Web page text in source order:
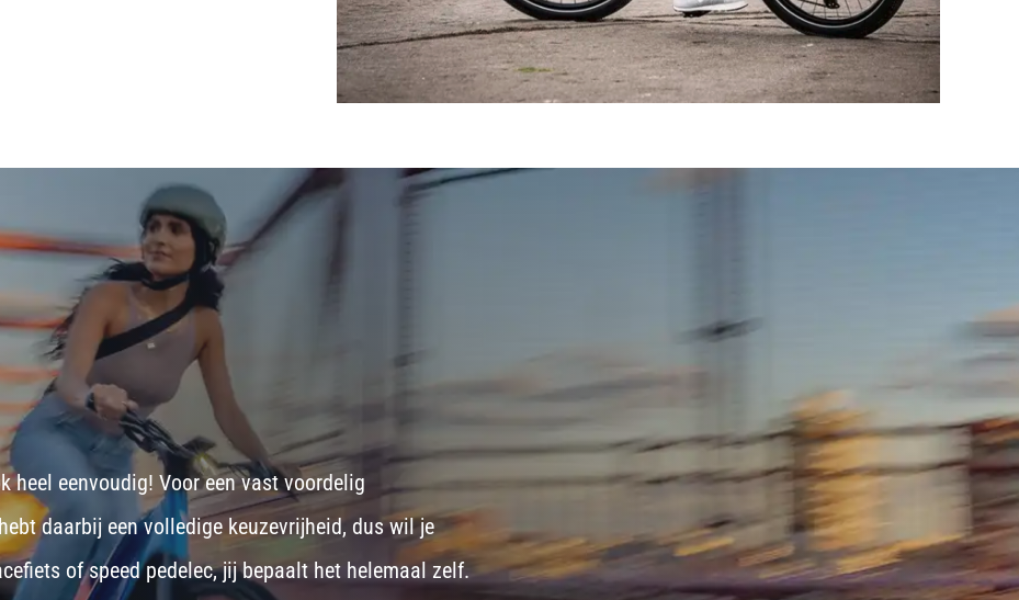
heel eenvoudig! Voor een vast voordelig
daarbij een volledige keuzevrijheid, dus wil je
ofspeed pedelec, jij bepaalt het helemaal zelf.